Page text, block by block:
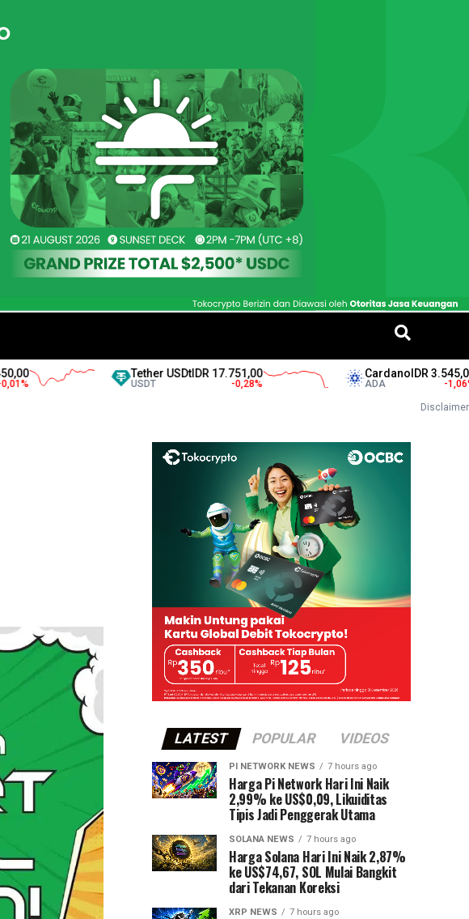
Tether USDtIDR 17.751,00
USDT
CardanoIDR 3.545,00
ADA
Disclaimer
LATEST POPULAR VIDEOS
PI NETWORK NEWS 7 hours ago
Harga Pi Network Hari Ini Naik
2,99% ke US$0,09, Likuiditas
Tipis Jadi Penggerak Utama
SOLANA NEWS 7 hours ago
Harga Solana Hari Ini Naik 2,87%
ke US$74,67, SOL Mulai Bangkit
dari Tekanan Koreksi
XRP NEWS 7 hours ago